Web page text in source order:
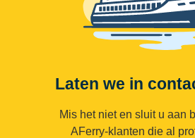
Laten we in
Mis het niet en sluit u aan
AFerry-klanten die al